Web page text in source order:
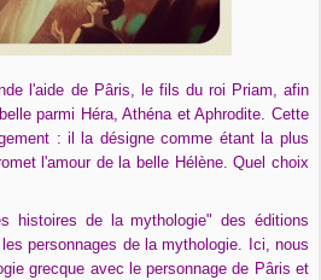
l'aide de Pâris, le fils du roi Priam, afin
parmi Héra, Athéna et Aphrodite. Cette
: il la désigne comme étant la plus
l'amour de la belle Hélène. Quel choix
histoires de la mythologie" des éditions
personnages de la mythologie. Ici, nous
grecque avec le personnage de Pâris et